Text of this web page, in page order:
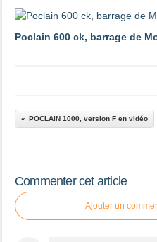
Poclain 600 ck, barrage de
POCLAIN 1000, version F en vidéo
Commenter cet article
Ajouter un